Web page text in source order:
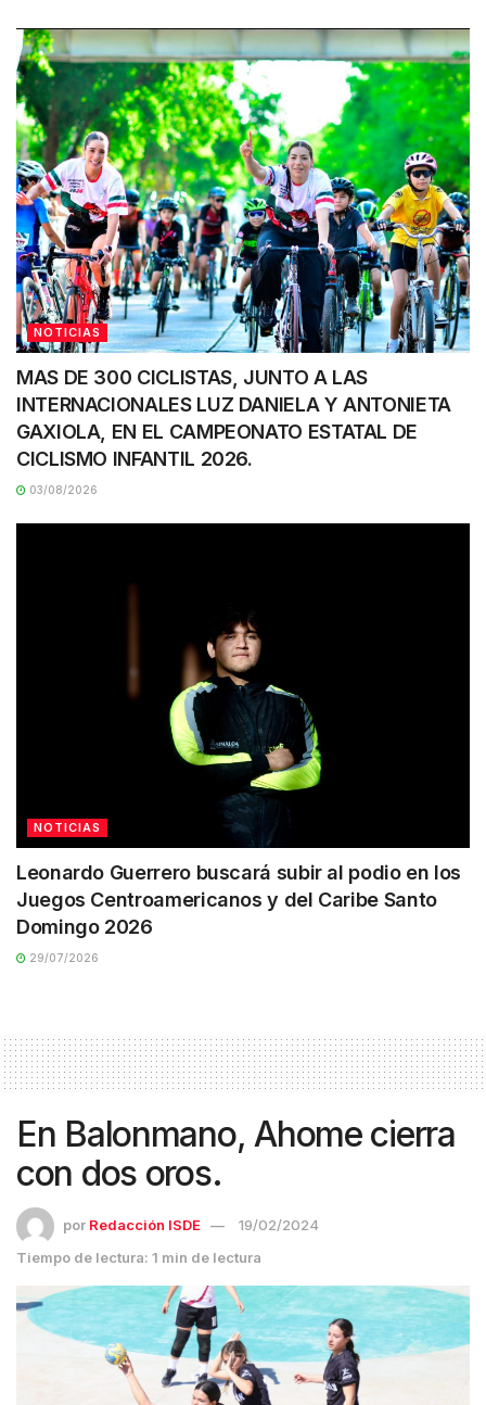
NOTICIAS
MAS DE 300 CICLISTAS, JUNTO A LAS
INTERNACIONALES LUZ DANIELA Y ANTONIETA
GAXIOLA, EN EL CAMPEONATO ESTATAL DE
CICLISMO INFANTIL 2026.
03/08/2026
NOTICIAS
Leonardo Guerrero buscará subir al podio en los
Juegos Centroamericanos y del Caribe Santo
Domingo 2026
29/07/2026
En Balonmano, Ahome cierra
con dos oros.
por Redacción ISDE
19/02/2024
Tiempo de lectura: 1 min de lectura